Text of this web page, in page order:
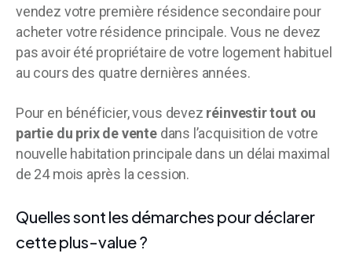
vendez votre première résidence secondaire pour
acheter votre résidence principale. Vous ne devez
pas avoir été propriétaire de votre logement habituel
au cours des quatre dernières années.
Pour en bénéficier, vous devez réinvestir tout ou
partie du prix de ventedans l’acquisition de votre
nouvelle habitation principale dans un délai maximal
de 24 mois après la cession.
Quelles sont les démarches pour déclarer
cette plus-value ?